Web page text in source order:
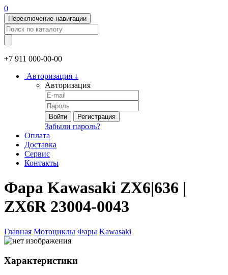
0
Переключение навигации
+7 911 000-00-00
Авторизация ↓
Авторизация
Войти Регистрация
Забыли пароль?
Оплата
Доставка
Сервис
Контакты
Фара Kawasaki ZX6|636 |
ZX6R 23004-0043
Главная Мотоциклы Фары Kawasaki
Характеристики